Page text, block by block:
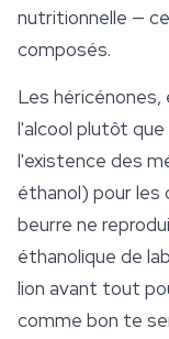
nutritionnelle —
composés.
Les héricénones,
l'alcool plutôt que
l'existence des
éthanol) pour les
beurre ne
éthanolique de
lion avant tout
comme bon te